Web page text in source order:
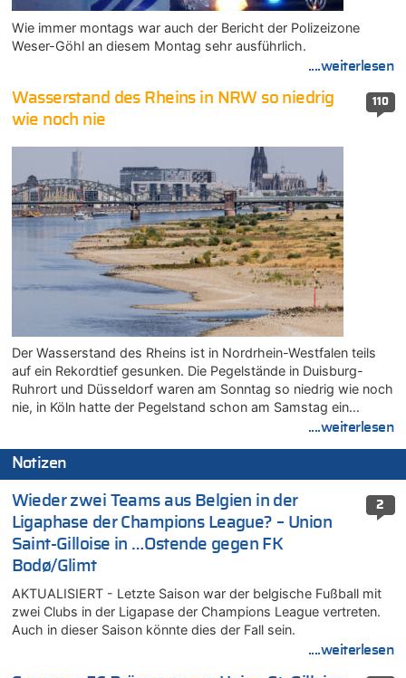
Wie immer montags war auch der Bericht der Polizeizone
Weser-Göhl an diesem Montag sehr ausführlich.
....weiterlesen
110
Wasserstand des Rheins in NRW so niedrig
wie noch nie
Der Wasserstand des Rheins ist in Nordrhein-Westfalen teils
auf ein Rekordtief gesunken. Die Pegelstände in Duisburg-
Ruhrort und Düsseldorf waren am Sonntag so niedrig wie noch
nie, in Köln hatte der Pegelstand schon am Samstag ein…
....weiterlesen
Notizen
2
Wieder zwei Teams aus Belgien in der
Ligaphase der Champions League? – Union
Saint-Gilloise in …Ostende gegen FK
Bodø/Glimt
AKTUALISIERT - Letzte Saison war der belgische Fußball mit
zwei Clubs in der Ligapase der Champions League vertreten.
Auch in dieser Saison könnte dies der Fall sein.
....weiterlesen